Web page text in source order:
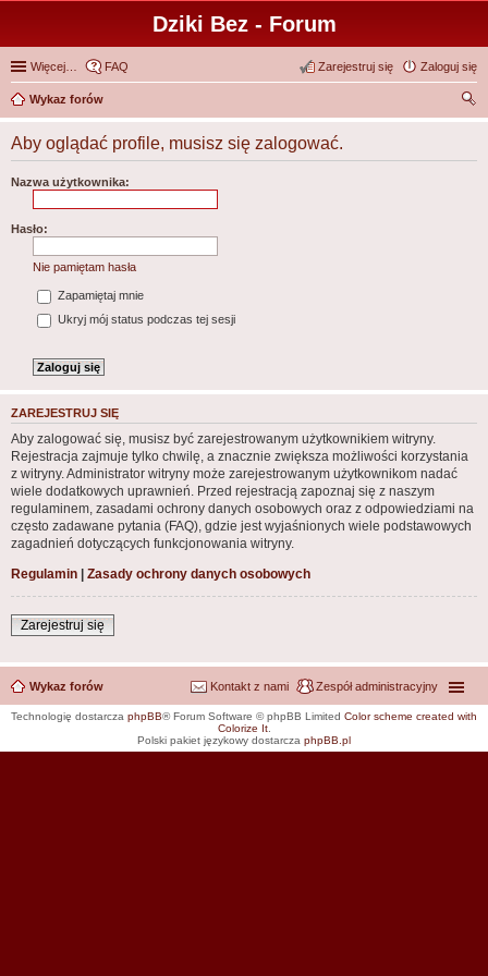
Dziki Bez - Forum
Więcej… FAQ Zaloguj się
Zarejestruj się
Wykaz forów
Aby oglądać profile, musisz się zalogować.
Nazwa użytkownika:
Hasło:
Nie pamiętam hasła
Zapamiętaj mnie
Ukryj mój status podczas tej sesji
ZAREJESTRUJ SIĘ
Aby zalogować się, musisz być zarejestrowanym użytkownikiem witryny.
Rejestracja zajmuje tylko chwilę, a znacznie zwiększa możliwości korzystania
z witryny. Administrator witryny może zarejestrowanym użytkownikom nadać
wiele dodatkowych uprawnień. Przed rejestracją zapoznaj się z naszym
regulaminem, zasadami ochrony danych osobowych oraz z odpowiedziami na
często zadawane pytania (FAQ), gdzie jest wyjaśnionych wiele podstawowych
zagadnień dotyczących funkcjonowania witryny.
Regulamin | Zasady ochrony danych osobowych
Zarejestruj się
Wykaz forów Zespół administracyjny
Kontakt z nami
Technologię dostarcza phpBB® Forum Software © phpBB Limited Color scheme created with
Colorize It.
Polski pakiet językowy dostarcza phpBB.pl